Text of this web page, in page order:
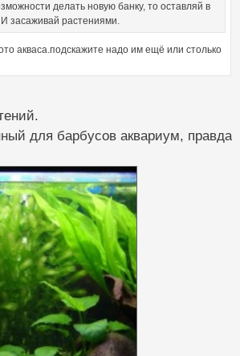
делать новую банку, то оставляй в
засаживай растениями.
акваса.подскажите надо им ещё или столько
для барбусов аквариум, правда